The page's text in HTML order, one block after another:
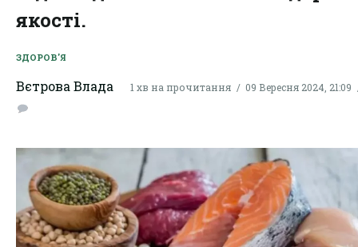
якості.
ЗДОРОВ'Я
Вєтрова Влада 1 хв на прочитання 09 Вересня 2024, 21:09